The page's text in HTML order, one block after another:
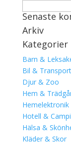
efter:
Senaste
Arkiv
Kategorier
Barn &
Bil & Transport
Djur & Zoo
Hem &
Hemelektronik
Hotell &
Hälsa &
Kläder & Skor